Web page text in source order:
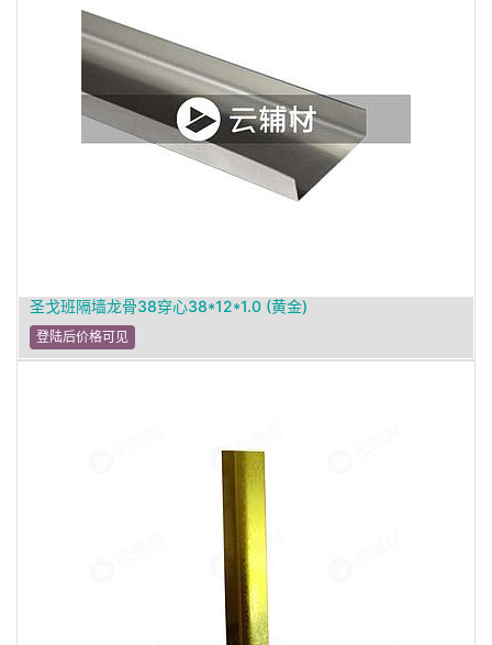
圣戈班隔墙龙骨38穿心38*12*1.0 (黄金)
登陆后价格可见